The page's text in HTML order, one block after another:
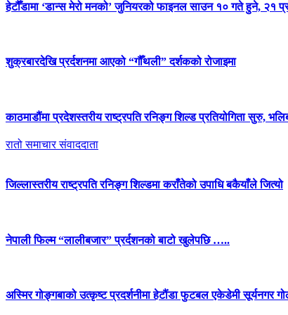
हेटौँडामा ‘डान्स मेरो मनको’ जुनियरको फाइनल साउन १० गते हुने, २१
शुक्रबारदेखि प्रर्दशनमा आएको “गौँथली” दर्शकको रोजाइमा
काठमाडौंमा प्रदेशस्तरीय राष्ट्रपति रनिङ्ग शिल्ड प्रतियोगिता सुरु,
रातो समाचार संवाददाता
जिल्लास्तरीय राष्ट्रपति रनिङ्ग शिल्डमा कराँतेको उपाधि बकैयाँले जित्यो
नेपाली फिल्म “लालीबजार” प्रर्दशनको बाटो खुलेपछि …..
अस्मिर गोङ्गबाको उत्कृष्ट प्रदर्शनीमा हेटौंडा फुटबल एकेडेमी सूर्यनगर